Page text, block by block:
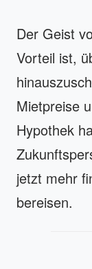
Der Geist
Vorteil ist,
Mietpreise
Hypothek
jetzt mehr
bereisen.